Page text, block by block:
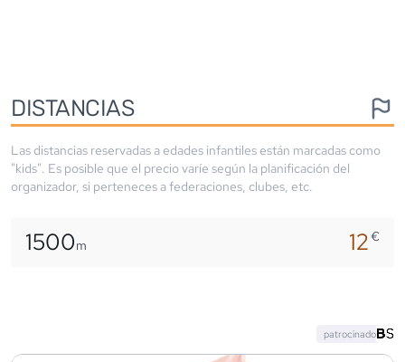
DISTANCIAS
Las distancias reservadas a edades infantiles están marcadas como
"kids". Es posible que el precio varíe según la planificación del
organizador, si perteneces a federaciones, clubes, etc.
1500m 12€
patrocinado